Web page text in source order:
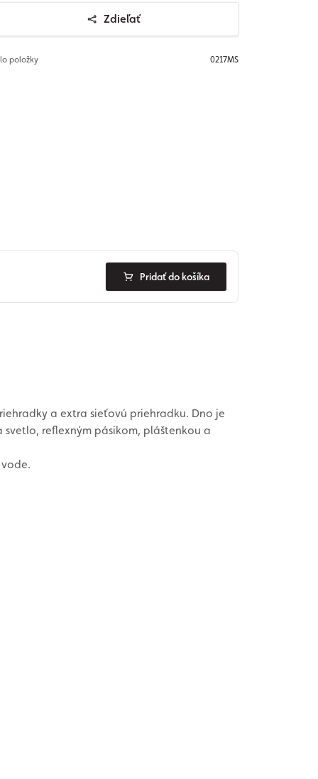
Zdieľať
položky 0217MS
Pridať do košíka
a extra sieťovú priehradku. Dno je
reflexným pásikom, pláštenkou a